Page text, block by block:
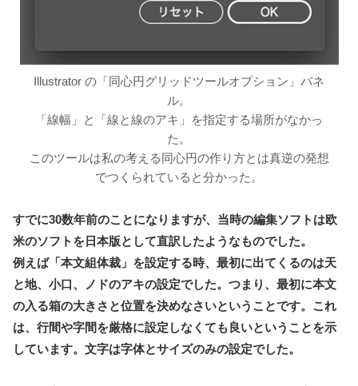
Illustrator の「同心円グリッドツールオプション」パネ
ル。
「線幅」と「線と線のアキ」を指定する場所がなかっ
た。
このツールは私の考える同心円の作り方とは真逆の発想
でつくられていると分かった。
すでに30数年前のことになりますが、当時の編集ソフトは欧
米のソフトを日本版として直訳したようなものでした。
例えば「本文組体裁」を設定する時、最初に出てくるのは天
と地、小口、ノドのアキの設定でした。つまり、最初に本文
の入る箱の大きさと位置を決めなさいということです。これ
は、行間や字間を厳格に設定しなくても良いということを示
しています。文字は字体とサイズのみの設定でした。